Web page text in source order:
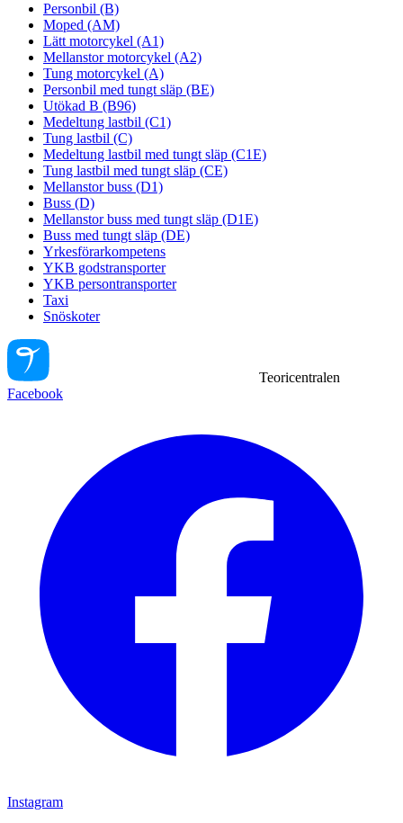
Personbil (B)
Moped (AM)
Lätt motorcykel (A1)
Mellanstor motorcykel (A2)
Tung motorcykel (A)
Personbil med tungt släp (BE)
Utökad B (B96)
Medeltung lastbil (C1)
Tung lastbil (C)
Medeltung lastbil med tungt släp (C1E)
Tung lastbil med tungt släp (CE)
Mellanstor buss (D1)
Buss (D)
Mellanstor buss med tungt släp (D1E)
Buss med tungt släp (DE)
Yrkesförarkompetens
YKB godstransporter
YKB persontransporter
Taxi
Snöskoter
Teoricentralen
Facebook
Instagram